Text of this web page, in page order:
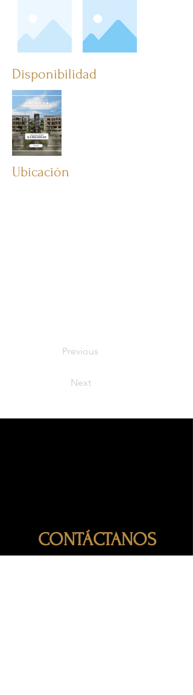
Disponibilidad
Ubicación
Previous
Next
CONTÁCTANOS